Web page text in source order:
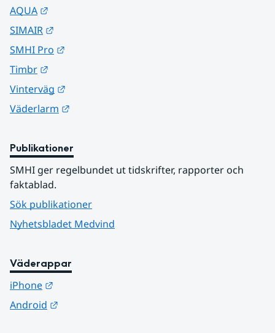
AQUA
SIMAIR
SMHI Pro
Timbr
Vinterväg
Väderlarm
Publikationer
SMHI ger regelbundet ut tidskrifter, rapporter och
faktablad.
Sök publikationer
Nyhetsbladet Medvind
Väderappar
iPhone
Android